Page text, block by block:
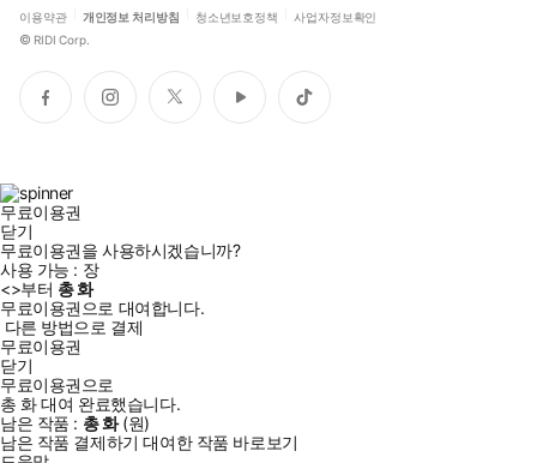
이용약관 개인정보 처리방침 청소년보호정책 사업자정보확인
© RIDI Corp.
페
이
인
스
트
위
유
튜
틱
톡
무료이용권
닫기
무료이용권을 사용하시겠습니까?
사용 가능 : 장
<>부터 총화
무료이용권으로 대여합니다.
다른 방법으로 결제
무료이용권
닫기
무료이용권으로
총 화대여 완료했습니다.
남은 작품 : 총화(원)
남은 작품 결제하기 대여한 작품 바로보기